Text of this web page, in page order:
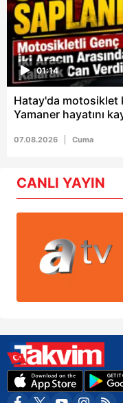
01:14
Hatay'da motosiklet
Yamaner hayatını
07.08.2026 Cuma
CANLI YAYIN